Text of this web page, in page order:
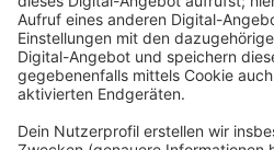
durchsichtigen Rucksäcke
am Ring findet in diesem Jahr
Nürburgring in der Eifel statt.
Beispiel die Band Die Ärzte.